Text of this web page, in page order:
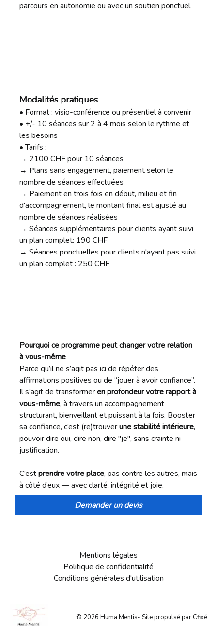
Demander un devis
parcours en autonomie ou avec un soutien ponctuel.
Modalités pratiques
• Format : visio-conférence ou présentiel à convenir
• +/- 10 séances sur 2 à 4 mois selon le rythme et
les besoins
• Tarifs :
→ 2100 CHF pour 10 séances
→ Plans sans engagement, paiement selon le
nombre de séances effectuées.
→ Paiement en trois fois en début, milieu et fin
d'accompagnement, le montant final est ajusté au
nombre de séances réalisées
→ Séances supplémentaires pour clients ayant suivi
un plan complet: 190 CHF
→ Séances ponctuelles pour clients n'ayant pas suivi
un plan complet : 250 CHF
Pourquoi ce programme peut changer votre relation
à vous-même
Parce qu’il ne s’agit pas ici de répéter des
affirmations positives ou de “jouer à avoir confiance”.
Il s’agit de transformeren profondeur votre rapport à
vous-même, à travers un accompagnement
structurant, bienveillant et puissant à la fois. Booster
sa confiance, c’est (re)trouverune stabilité intérieure,
pouvoir dire oui, dire non, dire "je", sans crainte ni
justification.
C’estprendre votre place, pas contre les autres, mais
à côté d’eux — avec clarté, intégrité et joie.
Mentions légales
Politique de confidentialité
Conditions générales d'utilisation
© 2026 Huma Mentis- Site propulsé par Cfixé